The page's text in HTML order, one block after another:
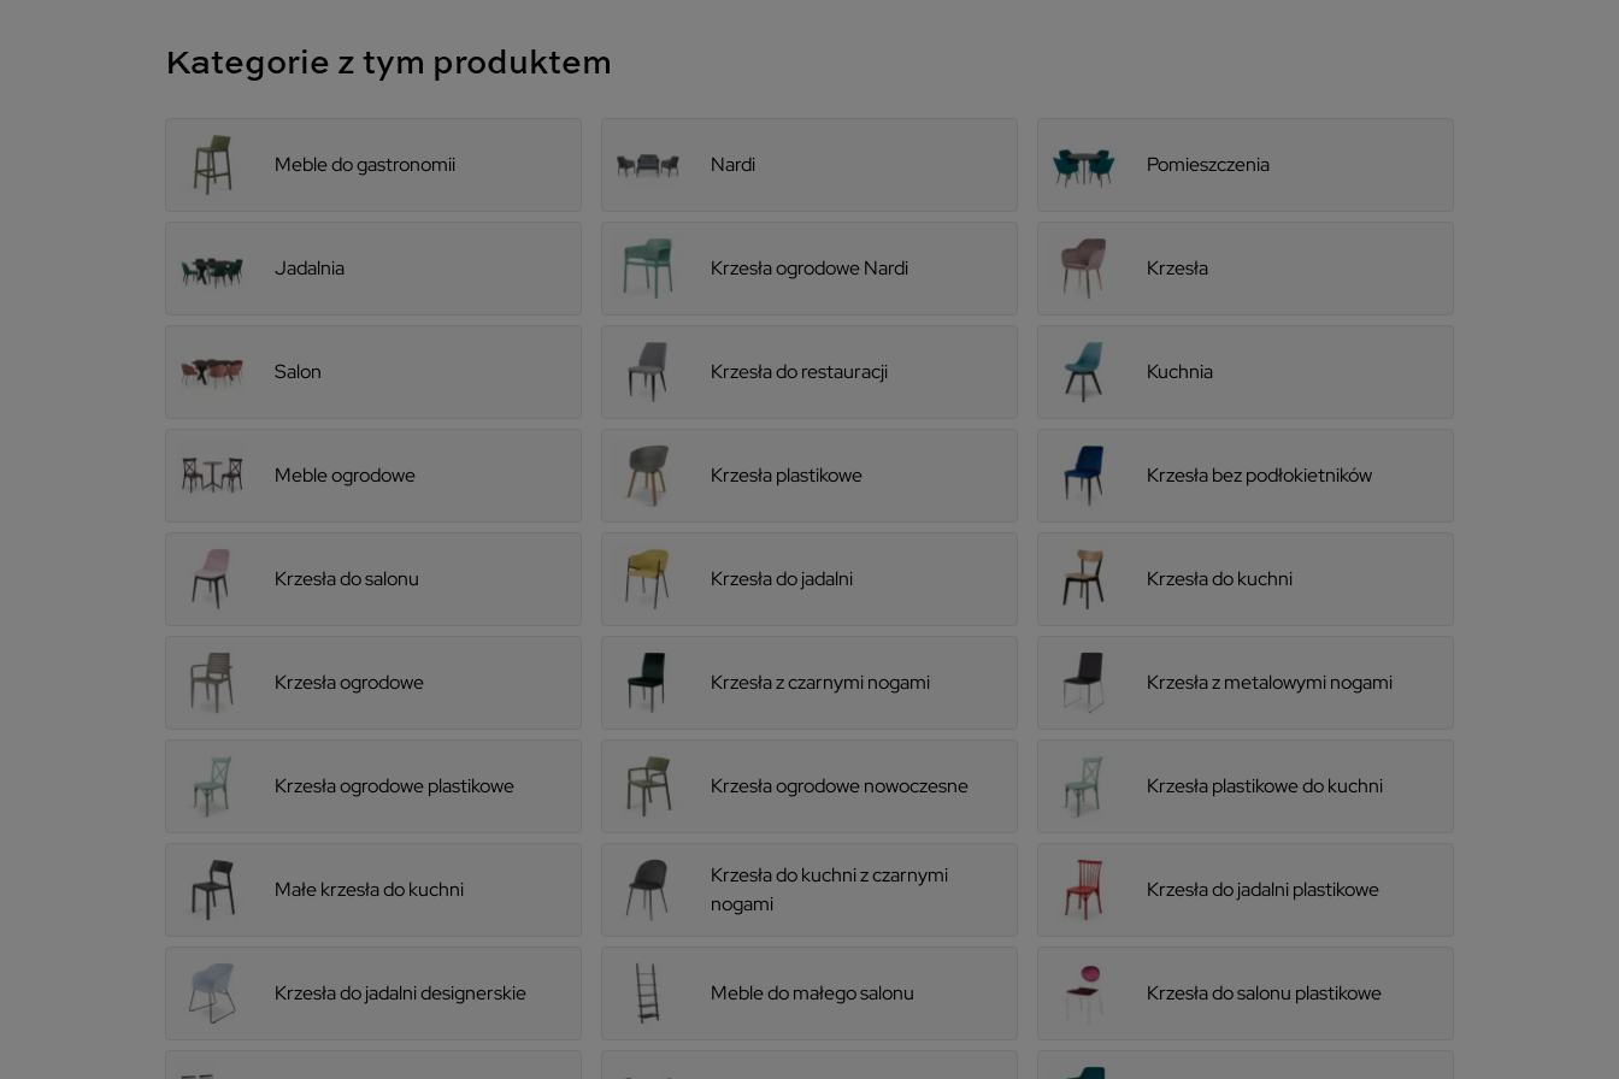
Kategorie z tym produktem
Meble do gastronomii Nardi Pomieszczenia
Jadalnia Krzesła ogrodowe Nardi Krzesła
Salon Krzesła do restauracji Kuchnia
Meble ogrodowe Krzesła plastikowe Krzesła bez podłokietników
Krzesła do salonu Krzesła do jadalni Krzesła do kuchni
Krzesła ogrodowe Krzesła z czarnymi nogami Krzesła z metalowymi nogami
Krzesła ogrodowe plastikowe Krzesła ogrodowe nowoczesne Krzesła plastikowe do kuchni
Małe krzesła do kuchni
Krzesła do kuchni z czarnymi
nogami
Krzesła do jadalni plastikowe
Krzesła do jadalni designerskie Meble do małego salonu Krzesła do salonu plastikowe